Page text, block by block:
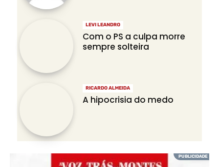
LEVI LEANDRO
Com o PS a culpa morre
sempre solteira
RICARDO ALMEIDA
A hipocrisia do medo